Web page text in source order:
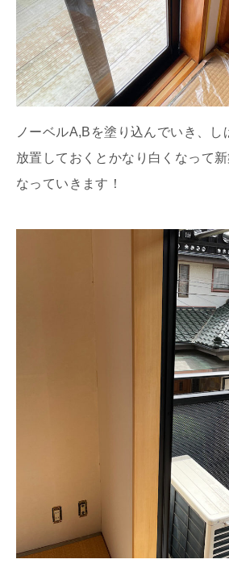
ノーベルA,Bを塗り込んでいき、し
放置しておくとかなり白くなって新
なっていきます！